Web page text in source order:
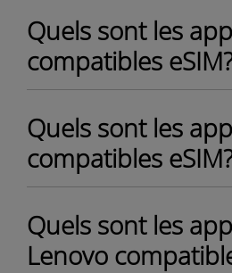
Quels sont les
compatibles
Quels sont les
compatibles
Quels sont les
Lenovo